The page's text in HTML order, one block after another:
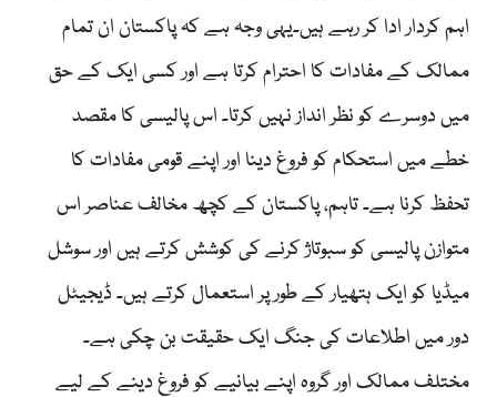
اہم کردار ادا کر رہے ہیں۔یہی وجہ ہے کہ پاکستان ان تمام
ممالک کے مفادات کا احترام کرتا ہے اور کسی ایک کے حق
میں دوسرے کو نظر انداز نہیں کرتا۔ اس پالیسی کا مقصد
خطے میں استحکام کو فروغ دینا اور اپنے قومی مفادات کا
تحفظ کرنا ہے۔ تاہم، پاکستان کے کچھ مخالف عناصر اس
متوازن پالیسی کو سبوتاژ کرنے کی کوشش کرتے ہیں اور سوشل
میڈیا کو ایک ہتھیار کے طور پر استعمال کرتے ہیں۔ ڈیجیٹل
دور میں اطلاعات کی جنگ ایک حقیقت بن چکی ہے۔
مختلف ممالک اور گروہ اپنے بیانیے کو فروغ دینے کے لیے